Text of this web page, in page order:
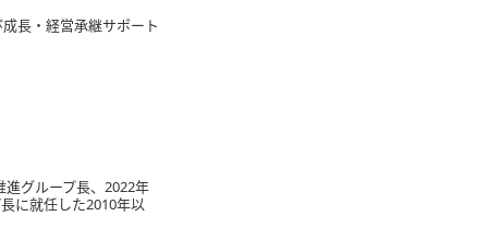
長・経営承継サポート
進グループ長、2022年
に就任した2010年以